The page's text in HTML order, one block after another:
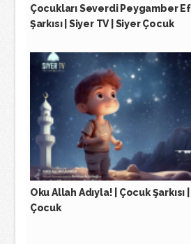
Çocukları Severdi Peygamber
Şarkısı | Siyer TV | Siyer Çocuk
Oku Allah Adıyla! | Çocuk Şarkısı
Çocuk